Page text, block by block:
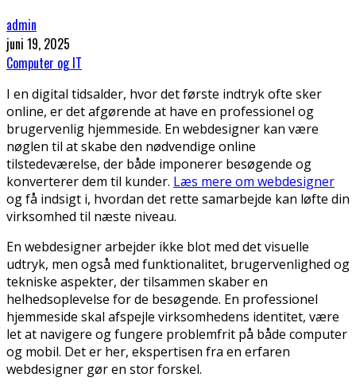
admin
juni 19, 2025
Computer og IT
I en digital tidsalder, hvor det første indtryk ofte sker
online, er det afgørende at have en professionel og
brugervenlig hjemmeside. En webdesigner kan være
nøglen til at skabe den nødvendige online
tilstedeværelse, der både imponerer besøgende og
konverterer dem til kunder. Læs mere om webdesigner
og få indsigt i, hvordan det rette samarbejde kan løfte din
virksomhed til næste niveau.
En webdesigner arbejder ikke blot med det visuelle
udtryk, men også med funktionalitet, brugervenlighed og
tekniske aspekter, der tilsammen skaber en
helhedsoplevelse for de besøgende. En professionel
hjemmeside skal afspejle virksomhedens identitet, være
let at navigere og fungere problemfrit på både computer
og mobil. Det er her, ekspertisen fra en erfaren
webdesigner gør en stor forskel.